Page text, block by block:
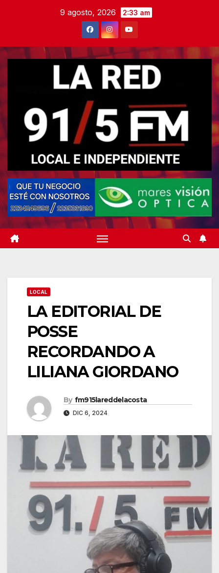
9 agosto, 2026 2:33 am
LOCAL
LA EDITORIAL DE
POSSE
RECORDANDO A
LILIANA GIORDANO
By fm915lareddelacosta
DIC 6, 2024